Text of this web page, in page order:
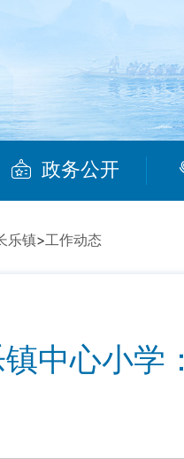
政务公开
乐镇>工作动态
中心小学